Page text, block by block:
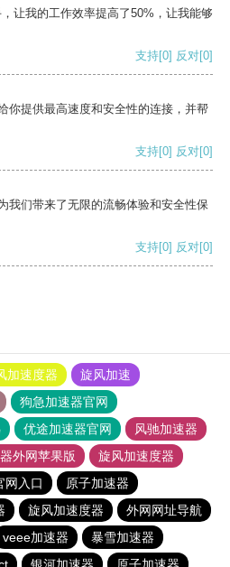
让我的工作效率提高了50%，让我能够
支持[0] 反对[0]
你提供最高速度和安全性的连接，并帮
支持[0] 反对[0]
我们带来了无限的流畅体验和安全性保
支持[0] 反对[0]
加速度器
旋风加速
狗急加速器官网
优途加速器官网
风驰加速器
外网苹果版
旋风加速度器
网入口
原子加速器
旋风加速度器
外网网址导航
veee加速器
暴雪加速器